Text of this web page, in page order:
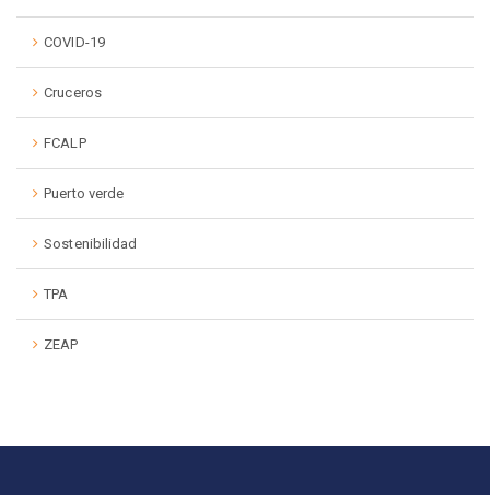
COVID-19
Cruceros
FCALP
Puerto verde
Sostenibilidad
TPA
ZEAP